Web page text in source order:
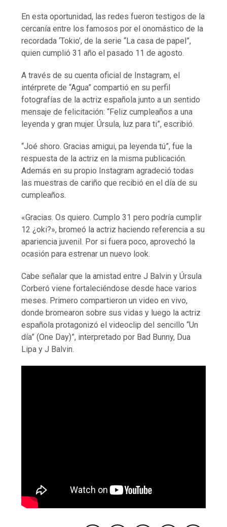
En esta oportunidad, las redes fueron testigos de la
cercanía entre los famosos por el onomástico de la
recordada ‘Tokio’, de la serie “La casa de papel”,
quien cumplió 31 año el pasado 11 de agosto.
A través de su cuenta oficial de Instagram, el
intérprete de “Agua” compartió en su perfil
fotografías de la actriz española junto a un sentido
mensaje de felicitación: “Feliz cumpleaños a una
leyenda y gran mujer. Úrsula, luz para ti”, escribió.
“Joé shoro. Gracias amigui, pa leyenda tú”, fue la
respuesta de la actriz en la misma publicación.
Además en su propio Instagram agradeció todas
las muestras de cariño que recibió en el día de su
cumpleaños.
«Gracias. Os quiero. Cumplo 31 pero podría cumplir
12 ¿oki?», bromeó la actriz haciendo referencia a su
apariencia juvenil. Por si fuera poco, aprovechó la
ocasión para estrenar un nuevo look.
Cabe señalar que la amistad entre J Balvin y Úrsula
Corberó viene fortaleciéndose desde hace varios
meses. Primero compartieron un video en vivo,
donde bromearon sobre sus vidas y luego la actriz
española protagonizó el videoclip del sencillo “Un
día” (One Day)”, interpretado por Bad Bunny, Dua
Lipa y J Balvin.